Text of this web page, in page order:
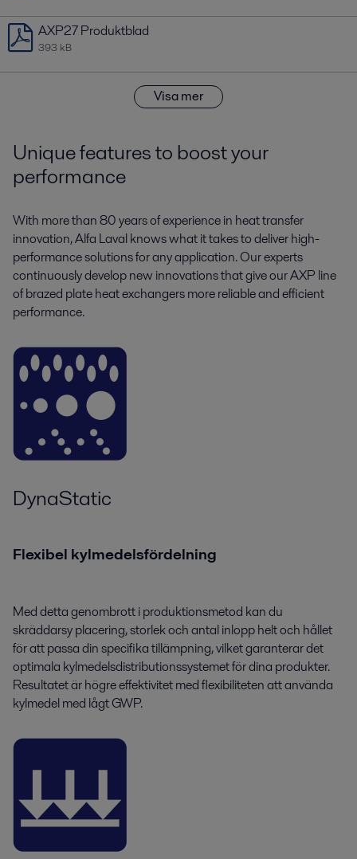
AXP27 Produktblad
393 kB
Visa mer
Unique features to boost your
performance
With more than 80 years of experience in heat transfer
innovation, Alfa Laval knows what it takes to deliver high-
performance solutions for any application. Our experts
continuously develop new innovations that give our AXP line
of brazed plate heat exchangers more reliable and efficient
performance.
DynaStatic
Flexibel kylmedelsfördelning
Med detta genombrott i produktionsmetod kan du
skräddarsy placering, storlek och antal inlopp helt och hållet
för att passa din specifika tillämpning, vilket garanterar det
optimala kylmedelsdistributionssystemet för dina produkter.
Resultatet är högre effektivitet med flexibiliteten att använda
kylmedel med lågt GWP.